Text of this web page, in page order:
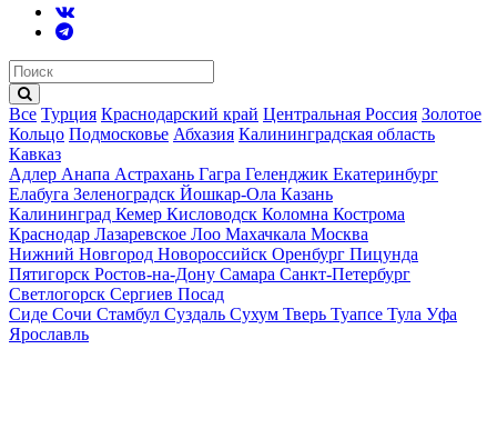
Все Турция Краснодарский край Центральная Россия Золотое
Кольцо Подмосковье Абхазия Калининградская область
Кавказ
Адлер Анапа Астрахань Гагра Геленджик Екатеринбург
Елабуга Зеленоградск Йошкар-Ола Казань
Калининград Кемер Кисловодск Коломна Кострома
Краснодар Лазаревское Лоо Махачкала Москва
Нижний Новгород Новороссийск Оренбург Пицунда
Пятигорск Ростов-на-Дону Самара Санкт-Петербург
Светлогорск Сергиев Посад
Сиде Сочи Стамбул Суздаль Сухум Тверь Туапсе Тула Уфа
Ярославль